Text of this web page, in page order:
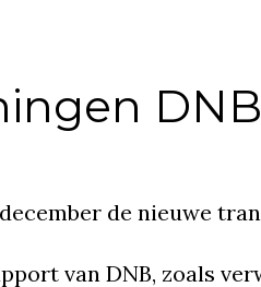
de nieuwe
van DNB, zoals